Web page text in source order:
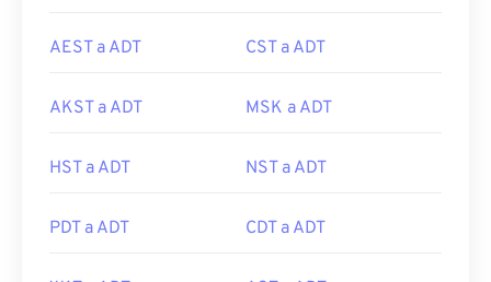
AEST a ADT CST a ADT
AKST a ADT MSK a ADT
HST a ADT NST a ADT
PDT a ADT CDT a ADT